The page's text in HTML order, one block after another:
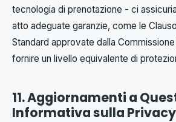
tecnologia di prenotazione - ci
atto adeguate garanzie, come le
Standard approvate dalla
fornire un livello equivalente di
11. Aggiornamenti a
Informativa sulla Privacy